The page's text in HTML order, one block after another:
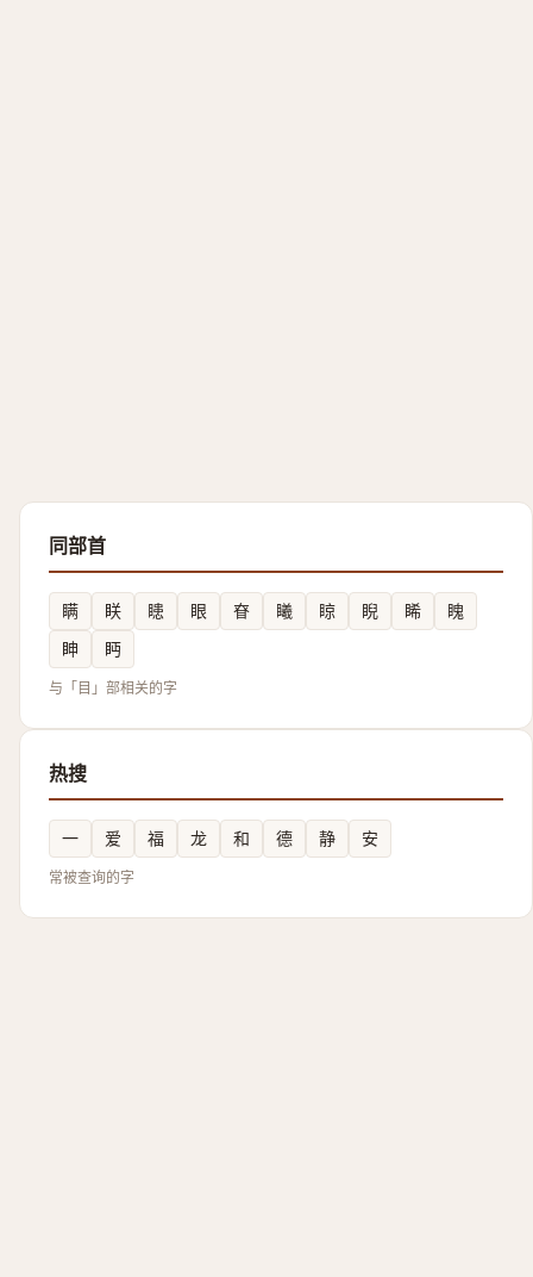
同部首
瞒 眹 瞣 眼 眘 䂀 䁁 睨 睎
䁛
眒
眄
与「目」部相关的字
热搜
一 爱 福 龙 和 德 静 安
常被查询的字